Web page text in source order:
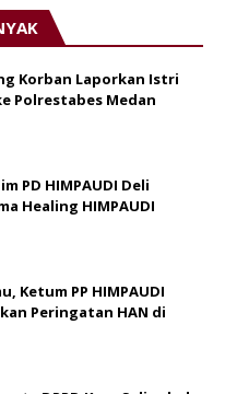
Korban Laporkan Istri
Polrestabes Medan
PD HIMPAUDI Deli
Healing HIMPAUDI
Ketum PP HIMPAUDI
Peringatan HAN di